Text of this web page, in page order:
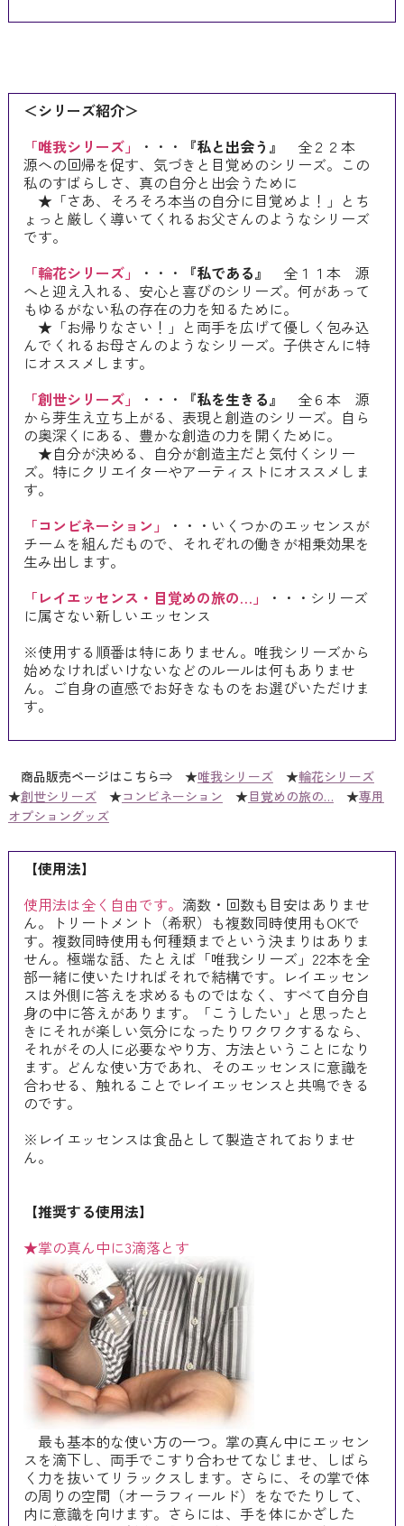
＜シリーズ紹介＞
「唯我シリーズ」
・・・ 『私と出会う』
全２２本
源への回帰を促す、気づきと目覚めのシリーズ。この
私のすばらしさ、真の自分と出会うために
★「さあ、そろそろ本当の自分に目覚めよ！」とち
ょっと厳しく導いてくれるお父さんのようなシリーズ
です。
「輪花シリーズ」
・・・ 『私である』
全１１本 源
へと迎え入れる、安心と喜びのシリーズ。何があって
もゆるがない私の存在の力を知るために。
★「お帰りなさい！」と両手を広げて優しく包み込
んでくれるお母さんのようなシリーズ。子供さんに特
にオススメします。
「創世シリーズ」
・・・ 『私を生きる』
全６本 源
から芽生え立ち上がる、表現と創造のシリーズ。自ら
の奥深くにある、豊かな創造の力を開くために。
★自分が決める、自分が創造主だと気付くシリー
ズ。特にクリエイターやアーティストにオススメしま
す。
「コンビネーション」
・・・いくつかのエッセンスが
チームを組んだもので、それぞれの働きが相乗効果を
生み出します。
「レイエッセンス・目覚めの旅の…」
・・・シリーズ
に属さない新しいエッセンス
※使用する順番は特にありません。唯我シリーズから
始めなければいけないなどのルールは何もありませ
ん。ご自身の直感でお好きなものをお選びいただけま
す。
商品販売ページはこちら⇒ ★唯我シリーズ★輪花シリーズ
★創世シリーズ★コンビネーション ★目覚めの旅の… ★専用
オプショングッズ
【使用法】
使用法は全く自由です。 滴数・回数も目安はありませ
ん。トリートメント（希釈）も複数同時使用もOKで
す。複数同時使用も何種類までという決まりはありま
せん。極端な話、たとえば「唯我シリーズ」22本を全
部一緒に使いたければそれで結構です。レイエッセン
スは外側に答えを求めるものではなく、すべて自分自
身の中に答えがあります。「こうしたい」と思ったと
きにそれが楽しい気分になったりワクワクするなら、
それがその人に必要なやり方、方法ということになり
ます。どんな使い方であれ、そのエッセンスに意識を
合わせる、触れることでレイエッセンスと共鳴できる
のです。
※レイエッセンスは食品として製造されておりませ
ん。
【推奨する使用法】
★掌の真ん中に3滴落とす
最も基本的な使い方の一つ。掌の真ん中にエッセン
スを滴下し、両手でこすり合わせてなじませ、しばら
く力を抜いてリラックスします。さらに、その掌で体
の周りの空間（オーラフィールド）をなでたりして、
内に意識を向けます。さらには、手を体にかざした